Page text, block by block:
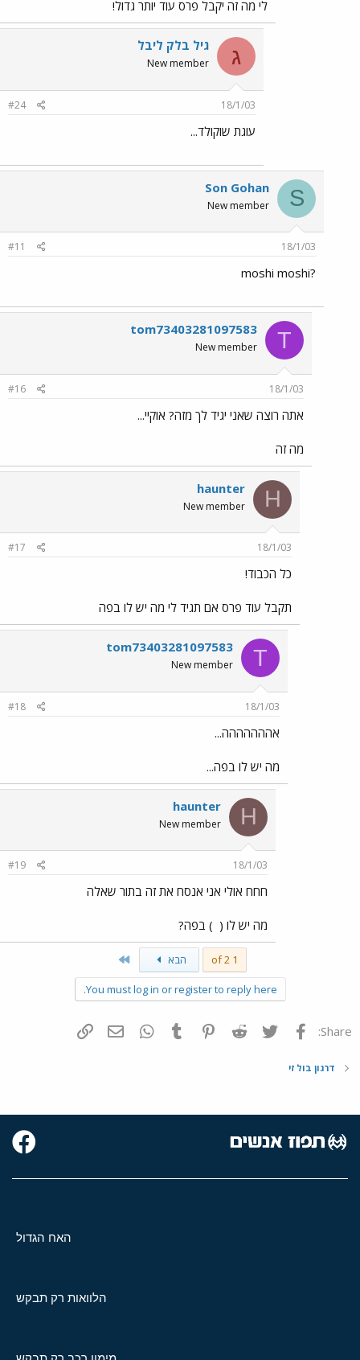
לי מה זה יקבל פרס עוד יותר גדול!
ג גיל בלק ליבל
New member
18/1/03
#24
עוגת שוקולד...
S
Son Gohan
New member
18/1/03
#11
?moshi moshi
T
tom73403281097583
New member
18/1/03
#16
אתה רוצה שאני יגיד לך מזה? אוקיי...
מה זה
H
haunter
New member
18/1/03
#17
כל הכבוד!
תקבל עוד פרס אם תגיד לי מה יש לו בפה
T
tom73403281097583
New member
18/1/03
#18
אההההההה...
מה יש לו בפה...
H
haunter
New member
18/1/03
#19
חחח אולי אני אנסח את זה בתור שאלה
מה יש לו ( ) בפה?
1 of 2 הבא
You must log in or register to reply here.
Share: פייסבוק Twitter
Reddit
Pinterest
Tumblr
WhatsAppדואר אלקטרוני
דרגון בול זי
האח הגדול
הלוואות רק תבקש